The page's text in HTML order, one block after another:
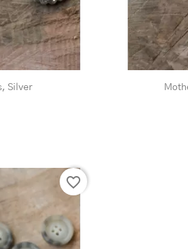
Silver
favorite_border